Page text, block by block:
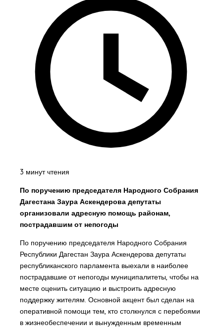
3 минут чтения
По поручению председателя Народного Собрания
Дагестана Заура Аскендерова депутаты
организовали адресную помощь районам,
пострадавшим от непогоды
По поручению председателя Народного Собрания
Республики Дагестан Заура Аскендерова депутаты
республиканского парламента выехали в наиболее
пострадавшие от непогоды муниципалитеты, чтобы на
месте оценить ситуацию и выстроить адресную
поддержку жителям. Основной акцент был сделан на
оперативной помощи тем, кто столкнулся с перебоями
в жизнеобеспечении и вынужденным временным